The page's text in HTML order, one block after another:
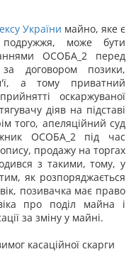
України майно, яке є
подружжя, може бути
ОСОБА_2 перед
договором позики,
а тому приватний
оскаржуваної
діяв на підставі
того, апеляційний суд
ОСОБА_2 під час
продажу на торгах
з такими, тому, у
як розпоряджається
позивачка має право
про поділ майна і
за зміну у майні.
касаційної скарги